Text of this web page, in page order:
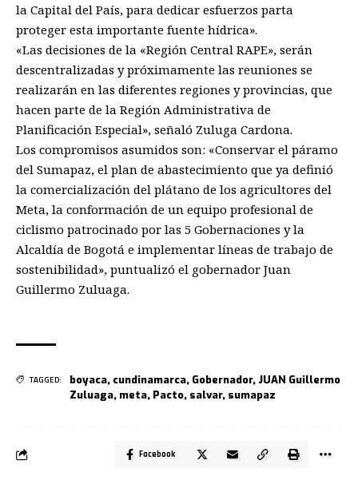
la Capital del País, para dedicar esfuerzos parta
proteger esta importante fuente hídrica».
«Las decisiones de la «Región Central RAPE», serán
descentralizadas y próximamente las reuniones se
realizarán en las diferentes regiones y provincias, que
hacen parte de la Región Administrativa de
Planificación Especial», señaló Zuluga Cardona.
Los compromisos asumidos son: «Conservar el páramo
del Sumapaz, el plan de abastecimiento que ya definió
la comercialización del plátano de los agricultores del
Meta, la conformación de un equipo profesional de
ciclismo patrocinado por las 5 Gobernaciones y la
Alcaldía de Bogotá e implementar líneas de trabajo de
sostenibilidad», puntualizó el gobernador Juan
Guillermo Zuluaga.
TAGGED: boyaca, cundinamarca, Gobernador, JUAN Guillermo
Zuluaga, meta, Pacto, salvar, sumapaz
Facebook